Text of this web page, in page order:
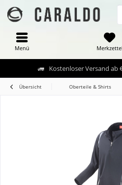
Kostenloser Versand ab
Menü Merkzettel
Übersicht Oberteile & Shirts